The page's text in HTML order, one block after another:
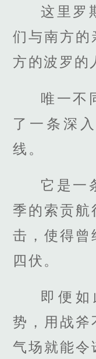
这里罗
们与南方的
方的波罗的
唯一不
了一条深
线。
它是一
季的索贡航
击，使得曾
四伏。
即便
势，用战斧
气场就能令